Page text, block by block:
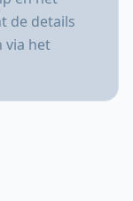
de details
via het